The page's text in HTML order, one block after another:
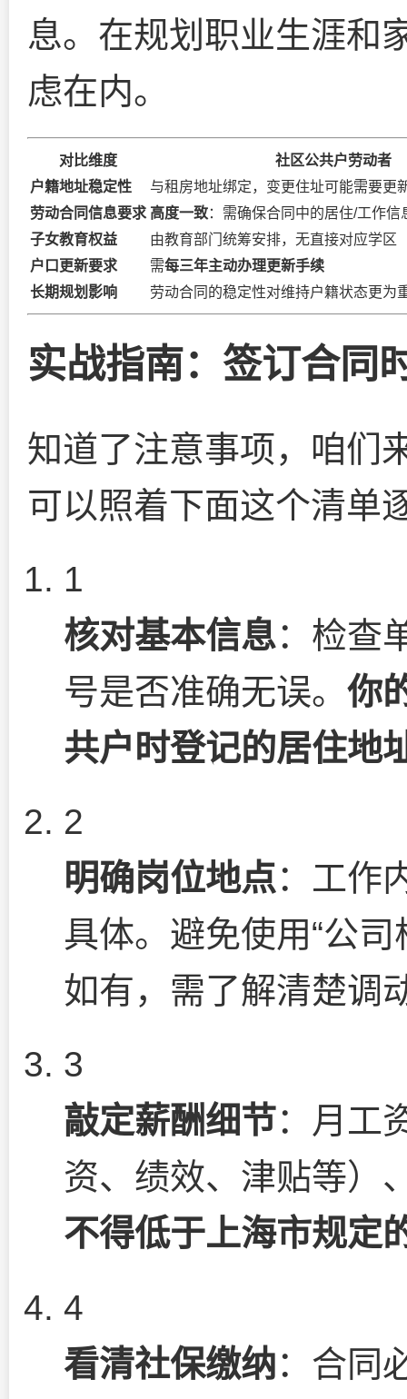
息。在规划职业生涯和
虑在内。
对比维度
社区公共户劳动者
户籍地址稳定性
与租房地址绑定，变更住址可能需要更
劳动合同信息要求 高度一致：需确保合同中的居住/工作信
子女教育权益
由教育部门统筹安排，无直接对应学区
户口更新要求
需每三年主动办理更新手续
长期规划影响
劳动合同的稳定性对维持户籍状态更为
实战指南：签订合同
知道了注意事项，咱们
可以照着下面这个清单
1
核对基本信息：检查
号是否准确无误。 你
共户时登记的居住地
2
明确岗位地点：工作
具体。避免使用“公
如有，需了解清楚调
3
敲定薪酬细节：月工
资、绩效、津贴等）
不得低于上海市规定
4
看清社保缴纳：合同